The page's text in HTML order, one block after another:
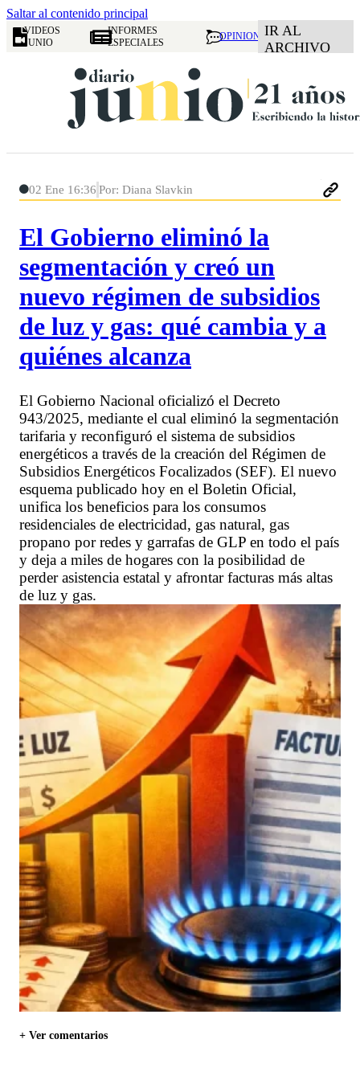
Saltar al contenido principal
VIDEOS
JUNIO
INFORMES
ESPECIALES
OPINION IR AL
ARCHIVO
02 Ene 16:36 Por: Diana Slavkin
El Gobierno eliminó la
segmentación y creó un
nuevo régimen de subsidios
de luz y gas: qué cambia y a
quiénes alcanza
El Gobierno Nacional oficializó el Decreto
943/2025, mediante el cual eliminó la segmentación
tarifaria y reconfiguró el sistema de subsidios
energéticos a través de la creación del Régimen de
Subsidios Energéticos Focalizados (SEF). El nuevo
esquema publicado hoy en el Boletin Oficial,
unifica los beneficios para los consumos
residenciales de electricidad, gas natural, gas
propano por redes y garrafas de GLP en todo el país
y deja a miles de hogares con la posibilidad de
perder asistencia estatal y afrontar facturas más altas
de luz y gas.
+ Ver comentarios